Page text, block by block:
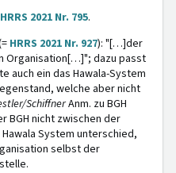
HRRS 2021 Nr. 795.
HRRS 2021 Nr. 927): "[…]der
Organisation[…]"; dazu passt
auch ein das Hawala-System
welche aber nicht
SchiffnerAnm. zu BGH
BGH nicht zwischen der
System unterschied,
selbst der